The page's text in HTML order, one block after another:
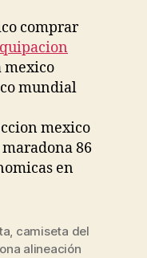
, camiseta del
alineación